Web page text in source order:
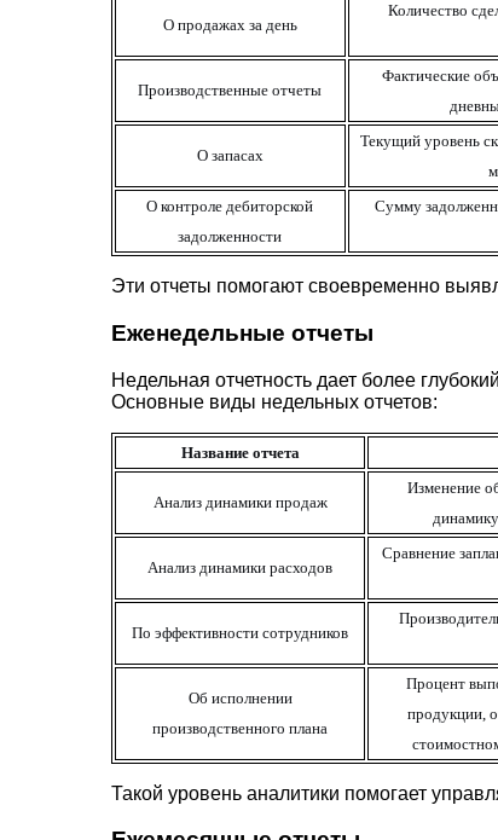
О продажах за день
Количество
Производственные отчеты
Фактические объ
О запасах
Текущий уровень
О контроле дебиторской
задолженности
Сумму
Эти отчеты помогают своевременно
Еженедельные отчеты
Недельная отчетность дает более
Основные виды недельных отчетов:
Название отчета
Анализ динамики продаж
Изменение
Анализ динамики расходов
Сравнение
По эффективности сотрудников
Об исполнении
производственного плана
Процент
продукции,
Такой уровень аналитики помогает